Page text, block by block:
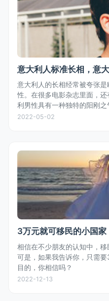
意大利人标准长相，意
意大利人的长相经常被夸张
性。在很多电影杂志里面，
利男性具有一种独特的阳刚
言，五官轮廓鲜明，体型匀称
2022-05-02
3万元就可移民的小国家
相信在不少朋友的认知中，移
可是，如果我告诉你，只需
目的，你相信吗？
2022-12-13